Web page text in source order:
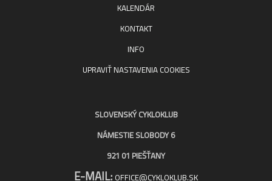
KALENDÁR
KONTAKT
INFO
UPRAVIŤ NASTAVENIA COOKIES
SLOVENSKÝ CYKLOKLUB
NÁMESTIE SLOBODY 6
921 01 PIEŠŤANY
E-MAIL: OFFICE@CYKLOKLUB.SK